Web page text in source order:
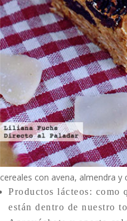
cereales con avena, almendra y
Productos lácteos: como
están dentro de nuestro